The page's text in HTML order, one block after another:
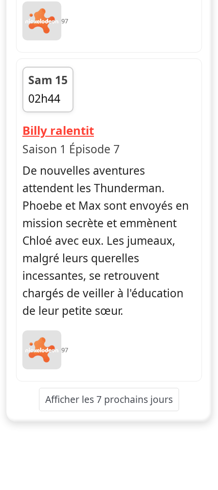
97
Sam 15
02h44
fin 03h08
Billy ralentit— The
Saison 1 Épisode 7
De nouvelles aventures
attendent les Thunderman.
Phoebe et Max sont envoyés en
mission secrète et emmènent
Chloé avec eux. Les jumeaux,
malgré leurs querelles
incessantes, se retrouvent
chargés de veiller à l'éducation
de leur petite sœur.
97
Afficher les 7 prochains jours